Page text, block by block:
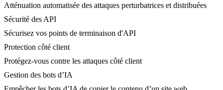
Atténuation automatisée des attaques perturbatrices et distribuées
Sécurité des API
Sécurisez vos points de terminaison d'API
Protection côté client
Protégez-vous contre les attaques côté client
Gestion des bots d’IA